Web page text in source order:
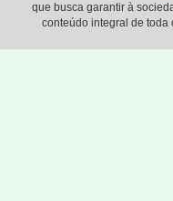
que busca garantir à
conteúdo integral de toda